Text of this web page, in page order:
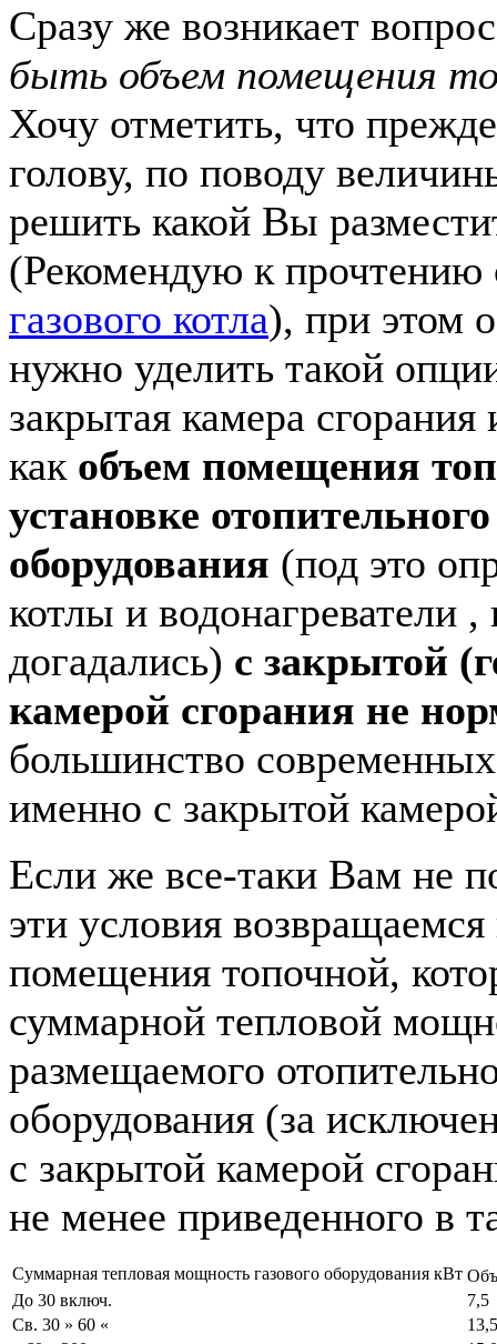
Сразу же возникает
быть объем помещения
Хочу отметить, что
голову, по поводу
решить какой Вы
(Рекомендую к
газового котла), при этом
нужно уделить такой
закрытая камера
как объем помещения
установке отопительного
оборудования (под это
котлы и водонагреватели
догадались) с закрытой
камерой сгорания не
большинство
именно с закрытой
Если же все-таки Вам не
эти условия
помещения топочной,
суммарной тепловой
размещаемого
оборудования (за
с закрытой камерой
не менее приведенного в
Суммарная тепловая мощность газового оборудования кВт
До 30 включ.
7,5
Св. 30 » 60 «
13,5